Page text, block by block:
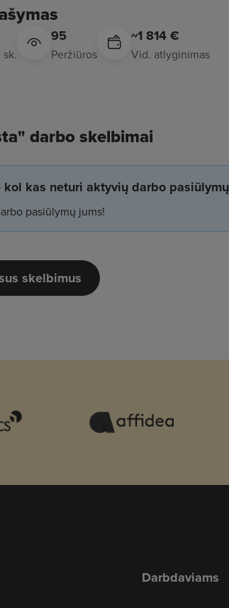
95
Peržiūros
~1 814 €
Vid. atlyginimas
darbo skelbimai
kol kas neturi aktyvių darbo pasiūlymų
pasiūlymų jums!
skelbimus
Darbdaviams